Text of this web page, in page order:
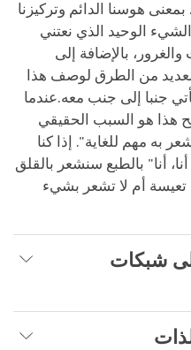
هوسنا الدائم وتركيزنا
الوحيد الذي نعتني
بالإضافة إلى
العديد من الطرق لوصف هذا
جنبا إلى جنب معه.عندما
هذا هو السبب الحقيقي
به مهم للغاية". إذا كنا
أنا" بالطبع سنشعر بالقلق
تعيسة أم لا تشعر بشيء
شبكات